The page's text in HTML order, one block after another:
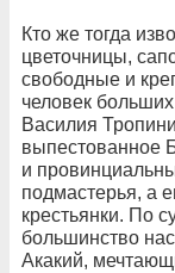
Кто же тогда
цветочницы,
свободные и
человек
Василия
выпестованное
и
подмастерья, а
крестьянки. По
большинство
Акакий,